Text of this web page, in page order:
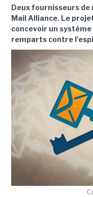
Deux fournisseurs de
Mail Alliance. Le
concevoir un
remparts contre